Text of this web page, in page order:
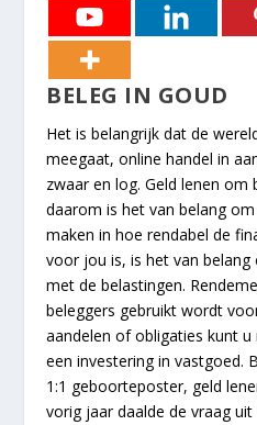
BELEG IN GOUD
Het is belangrijk dat de
meegaat, online handel in
zwaar en log. Geld lenen om
daarom is het van belang
maken in hoe rendabel de
voor jou is, is het van
met de belastingen.
beleggers gebruikt wordt
aandelen of obligaties kunt
een investering in vastgoed.
1:1 geboorteposter, geld
vorig jaar daalde de vraag